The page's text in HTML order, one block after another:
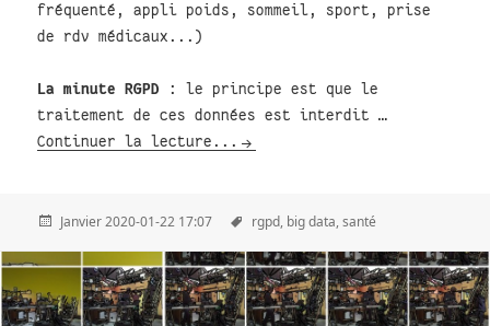
fréquenté, appli poids, sommeil, sport, prise
de rdv médicaux...)
La minute RGPD : le principe est que le
traitement de ces données est interdit …
Continuer la lecture...
Janvier 2020-01-22 17:07 rgpd, big data, santé